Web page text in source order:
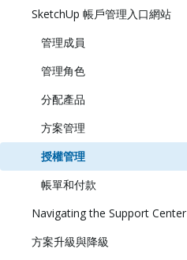
SketchUp 帳戶管理入口網站
管理成員
管理角色
分配產品
方案管理
授權管理
帳單和付款
Navigating the Support Center
方案升級與降級